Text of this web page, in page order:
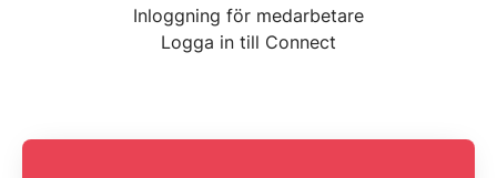
Inloggning för medarbetare
Logga in till Connect